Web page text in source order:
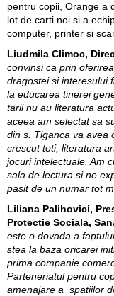
pentru copii, Orange a
lot de carti noi si a
computer, printer si
Liudmila Climoc,
convinsi ca prin
dragostei si interesului
la educarea tinerei
tarii nu au literatura
aceea am selectat sa
din s. Tiganca va avea
crescut toti, literatura
jocuri intelectuale. Am
sala de lectura si ne
pasit de un numar tot
Liliana Palihovici,
Protectie Sociala,
este o dovada a
stea la baza oricarei
prima companie
Parteneriatul pentru
amenajare a spatiilor